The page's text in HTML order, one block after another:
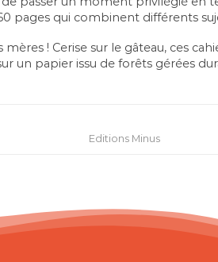
pages qui combinent différents
! Cerise sur le gâteau, ces
un papier issu de forêts gérées
Editions Minus